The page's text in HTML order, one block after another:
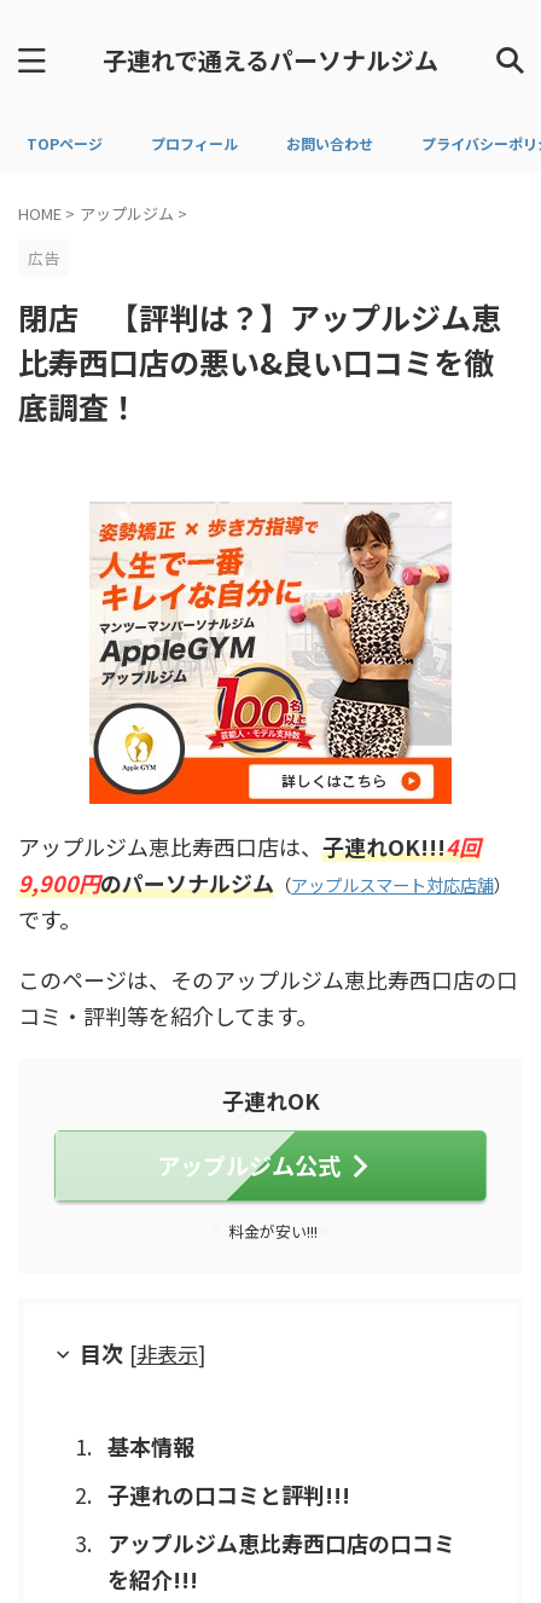
子連れで通えるパーソナルジム
TOPページ プロフィール お問い合わせ プライバシーポ
HOME > アップルジム >
広告
閉店 【評判は？】アップルジム恵
比寿西口店の悪い&良い口コミを徹
底調査！
アップルジム恵比寿西口店は、 子連れOK!!!4回
9,900円のパーソナルジム （アップルスマート対応店舗）
です。
このページは、そのアップルジム恵比寿西口店の口
コミ・評判等を紹介してます。
子連れOK
アップルジム公式
料金が安い!!!
目次 [非表示]
基本情報
子連れの口コミと評判!!!
アップルジム恵比寿西口店の口コミ
を紹介!!!